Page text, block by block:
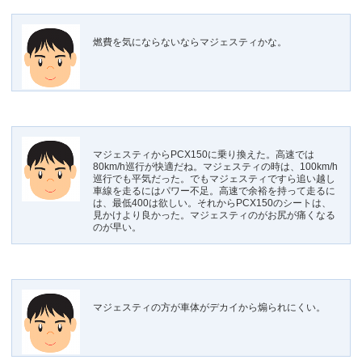
燃費を気にならないならマジェスティかな。
マジェスティからPCX150に乗り換えた。高速では
80km/h巡行が快適だね。マジェスティの時は、100km/h
巡行でも平気だった。でもマジェスティですら追い越し
車線を走るにはパワー不足。高速で余裕を持って走るに
は、最低400は欲しい。それからPCX150のシートは、
見かけより良かった。マジェスティのがお尻が痛くなる
のが早い。
マジェスティの方が車体がデカイから煽られにくい。